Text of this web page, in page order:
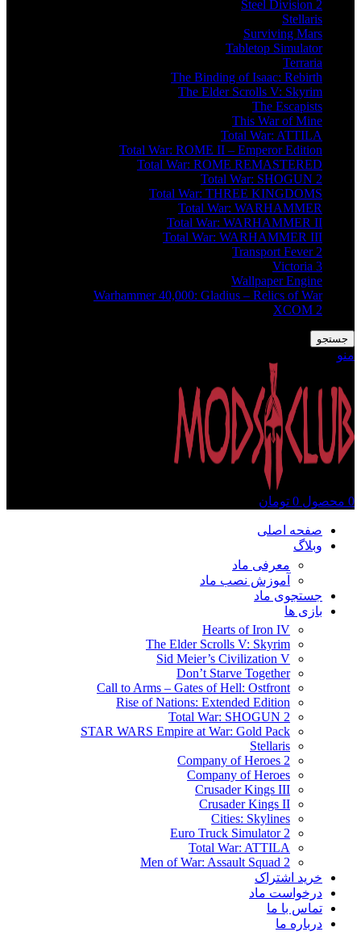
Steel Division 2
Stellaris
Surviving Mars
Tabletop Simulator
Terraria
The Binding of Isaac: Rebirth
The Elder Scrolls V: Skyrim
The Escapists
This War of Mine
Total War: ATTILA
Total War: ROME II – Emperor Edition
Total War: ROME REMASTERED
Total War: SHOGUN 2
Total War: THREE KINGDOMS
Total War: WARHAMMER
Total War: WARHAMMER II
Total War: WARHAMMER III
Transport Fever 2
Victoria 3
Wallpaper Engine
Warhammer 40,000: Gladius – Relics of War
XCOM 2
جستجو
منو
0 محصول 0 تومان
صفحه اصلی
وبلاگ
معرفی ماد
آموزش نصب ماد
جستجوی ماد
بازی ها
Hearts of Iron IV
The Elder Scrolls V: Skyrim
Sid Meier’s Civilization V
Don’t Starve Together
Call to Arms – Gates of Hell: Ostfront
Rise of Nations: Extended Edition
Total War: SHOGUN 2
STAR WARS Empire at War: Gold Pack
Stellaris
Company of Heroes 2
Company of Heroes
Crusader Kings III
Crusader Kings II
Cities: Skylines
Euro Truck Simulator 2
Total War: ATTILA
Men of War: Assault Squad 2
خرید اشتراک
درخواست ماد
تماس با ما
درباره ما